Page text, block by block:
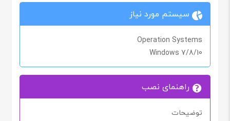
سیستم مورد نیاز
Operation Systems
Windows 7/8/10
راهنمای نصب
توضیحات